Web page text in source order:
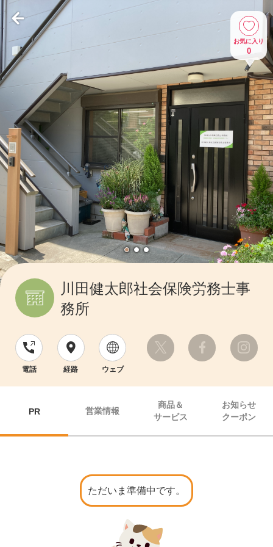
お気に入り
0
川田健太郎社会保険労務士事
務所
電話 経路 ウェブ
PR 営業情報
商品＆
サービス
お知らせ
クーポン
ただいま準備中です。